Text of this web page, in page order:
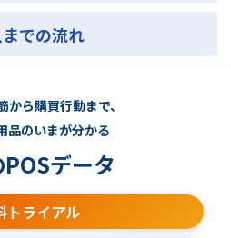
での流れ
から購買行動まで、
品のいまが分かる
データ
トライアル